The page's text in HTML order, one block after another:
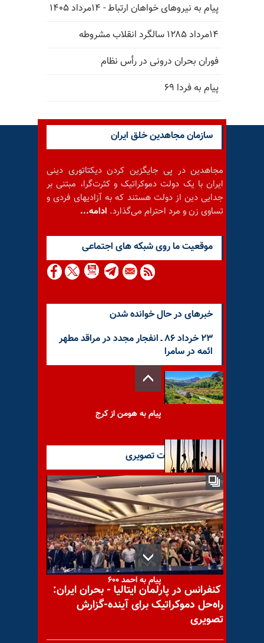
پیام به نیروهای خواهان ارتباط - ۱۴مرداد ۱۴۰۵
۱۴مرداد ۱۲۸۵ سالگرد انقلاب مشروطه
فوران بحران درونی در رأس نظام
پیام به فردا ۶۹
سازمان مجاهدین خلق ایران
مجاهدین در پی جایگزین کردن دیکتاتوری دینی
ایران با یک دولت دموکراتیک و کثرت‌گرا، مبتنی بر
جدایی دین از دولت هستند که به آزادیهای فردی و
تساوی زن و مرد احترام می‌گذارد. ادامه...
موقعيت ما روى شبكه هاى اجتماعى
خبرهای در حال خوانده شدن
۲۳ خرداد ۸۶ ـ انفجار مجدد در مراقد مطهر
ائمه در سامرا
پیام به هومن از کرج
سازمان ملل: دست‌کم ۵۶ نفر با
اتهامات امنیتی از اسفند ۱۴۰۴
تاکنون
پیام به احمد ۶۰۰
آخرین گزارشات تصویری
کنفرانس در پارلمان ایتالیا - بحران ایران:
راه‌حل دموکراتیک برای آینده-گزارش
تصویری